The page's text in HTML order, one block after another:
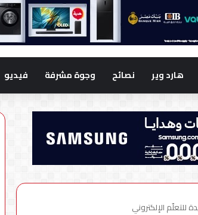
هارد وير نصائح وجوة مشرفة فيديو